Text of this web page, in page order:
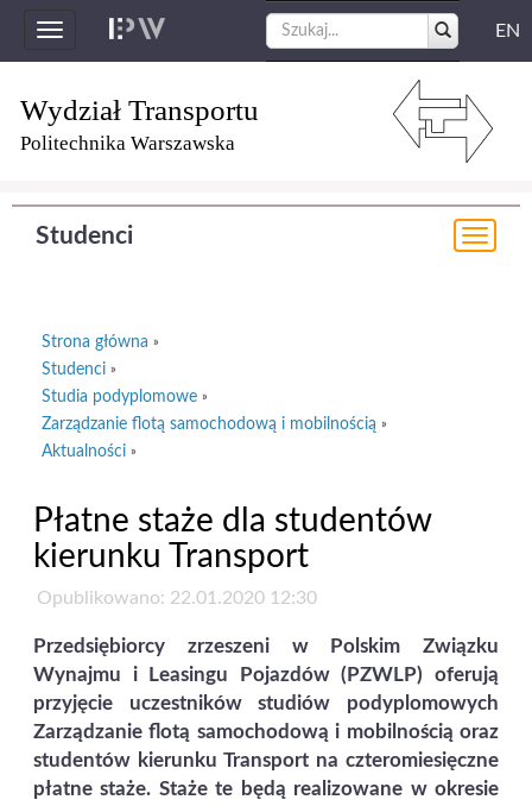
Toggle
navigation
EN
Wydział Transportu
Politechnika Warszawska
Studenci
Strona główna »
Studenci »
Studia podyplomowe »
Zarządzanie flotą samochodową i mobilnością »
Aktualności »
Płatne staże dla studentów
kierunku Transport
Opublikowano: 22.01.2020 12:30
Przedsiębiorcy zrzeszeni w Polskim Związku
Wynajmu i Leasingu Pojazdów (PZWLP) oferują
przyjęcie uczestników studiów podyplomowych
Zarządzanie flotą samochodową i mobilnością oraz
studentów kierunku Transport na czteromiesięczne
płatne staże. Staże te będą realizowane w okresie